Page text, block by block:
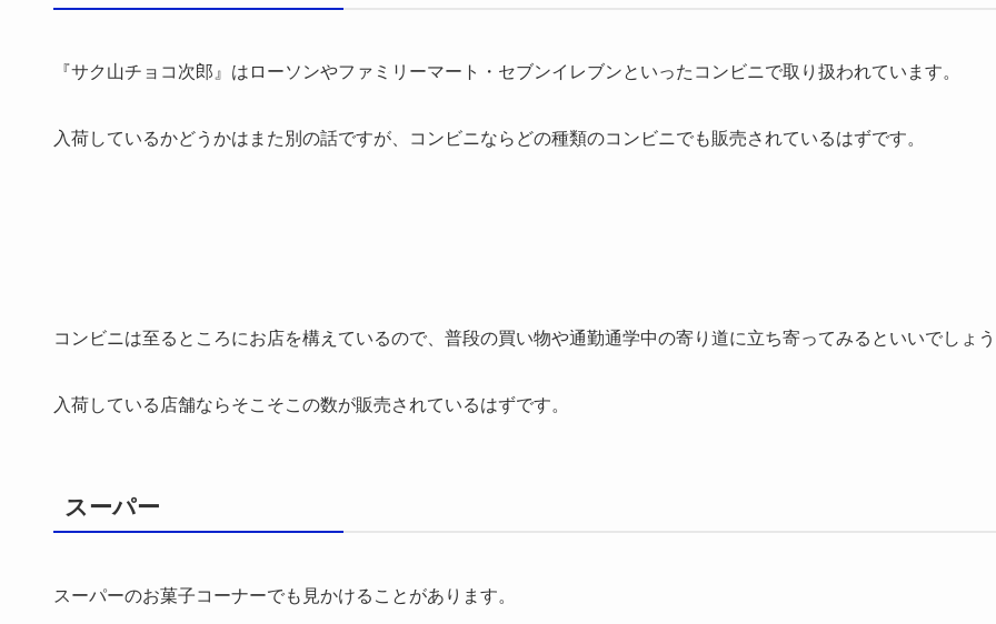
『サク山チョコ次郎』はローソンやファミリーマート・セブンイレブンといったコンビニで取り扱われています。
入荷しているかどうかはまた別の話ですが、コンビニならどの種類のコンビニでも販売されているはずです。
コンビニは至るところにお店を構えているので、普段の買い物や通勤通学中の寄り道に立ち寄ってみるといいでしょ
入荷している店舗ならそこそこの数が販売されているはずです。
スーパー
スーパーのお菓子コーナーでも見かけることがあります。